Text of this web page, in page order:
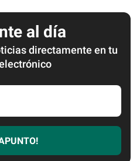
al día
directamente en tu